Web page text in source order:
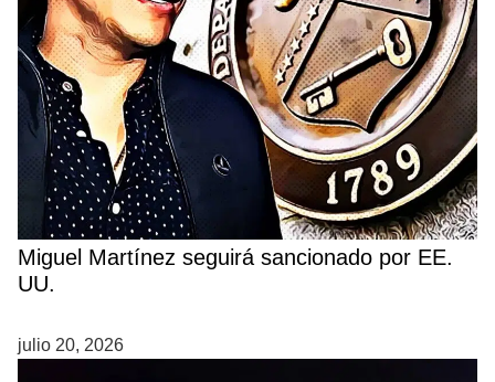
Miguel Martínez seguirá sancionado por EE.
UU.
julio 20, 2026